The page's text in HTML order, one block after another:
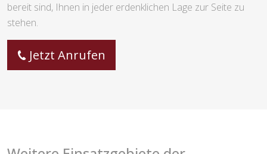
bereit sind, Ihnen in jeder erdenklichen Lage zur Seite zu
stehen.
Jetzt Anrufen